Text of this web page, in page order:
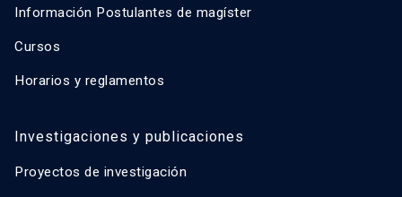
Información Postulantes de magíster
Cursos
Horarios y reglamentos
Investigaciones y publicaciones
Proyectos de investigación